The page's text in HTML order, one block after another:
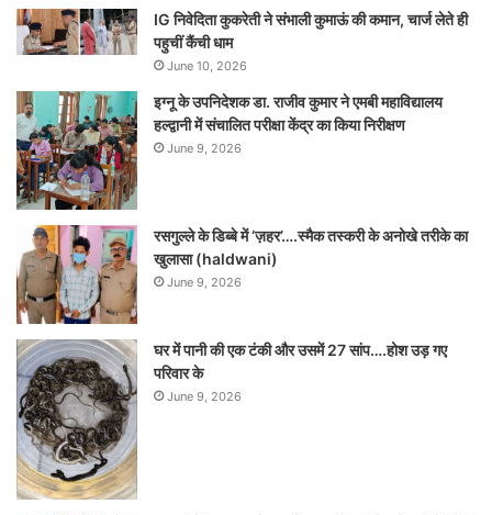
IG निवेदिता कुकरेती ने संभाली कुमाऊं की कमान, चार्ज लेते ही
पहुचीं कैंची धाम
June 10, 2026
इग्नू के उपनिदेशक डा. राजीव कुमार ने एमबी महाविद्यालय
हल्द्वानी में संचालित परीक्षा केंद्र का किया निरीक्षण
June 9, 2026
रसगुल्ले के डिब्बे में ‘ज़हर’….स्मैक तस्करी के अनोखे तरीके का
खुलासा (haldwani)
June 9, 2026
घर में पानी की एक टंकी और उसमें 27 सांप….होश उड़ गए
परिवार के
June 9, 2026